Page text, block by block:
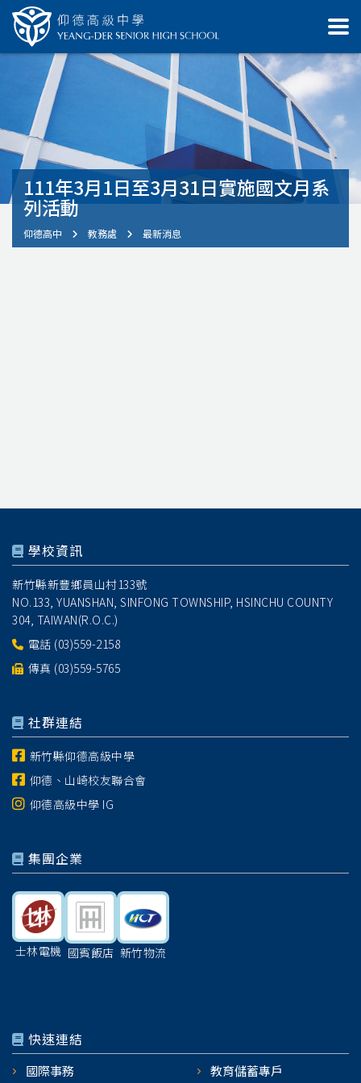
111年3月1日至3月31日實施國文月系
列活動
仰德高中 教務處 最新消息
學校資訊
新竹縣新豐鄉員山村133號
NO.133, YUANSHAN, SINFONG TOWNSHIP, HSINCHU COUNTY
304, TAIWAN(R.O.C.)
電話 (03)559-2158
傳真 (03)559-5765
社群連結
新竹縣仰德高級中學
仰德、山崎校友聯合會
仰德高級中學 IG
集團企業
士林電機 國賓飯店 新竹物流
快速連結
國際事務 教育儲蓄專戶